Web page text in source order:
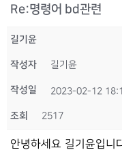
Re:명령어 bd관련
길기윤
작성자 길기윤
작성일 2023-02-12
조회 2517
안녕하세요 길기윤입니